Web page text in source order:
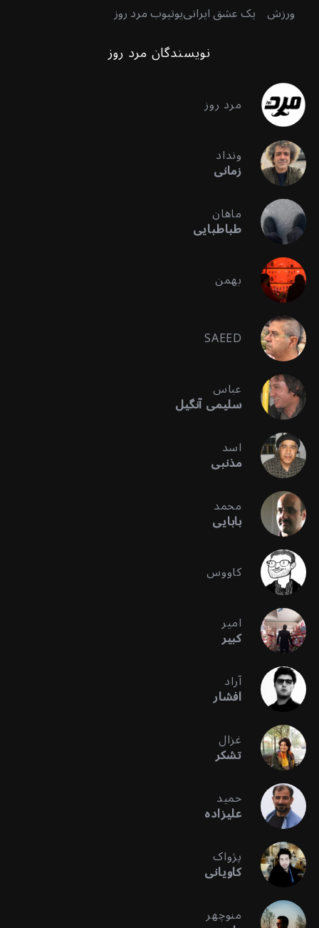
ورزش یک عشق ایرانییوتیوب مرد روز
نویسندگان مرد روز
مرد روز
ونداد
زمانی
ماهان
طباطبایی
بهمن
SAEED
عباس
سلیمی آنگیل
اسد
مذنبی
محمد
بابایی
کاووس
امیر
کبیر
آراد
افشار
غزال
تشکر
حمید
علیزاده
پژواک
کاویانی
منوچهر